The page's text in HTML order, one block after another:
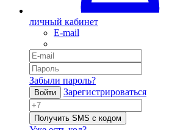
личный кабинет
E-mail
Забыли пароль?
Войти Зарегистрироваться
Получить SMS с кодом